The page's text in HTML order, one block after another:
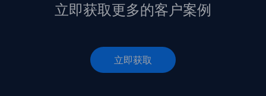
立即获取更多的客户案例
立即获取